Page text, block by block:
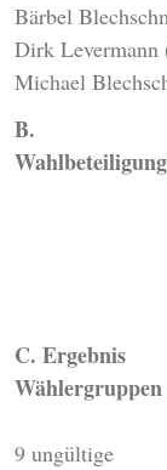
Bärbel
Dirk Levermann
Michael
B.
Wahlbeteiligung
C. Ergebnis
Wählergruppen
9 ungültige